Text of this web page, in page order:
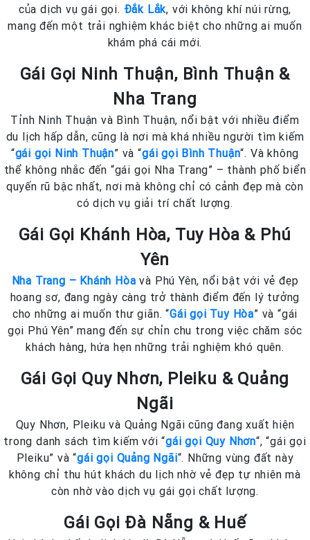
của dịch vụ gái gọi. Đắk Lắk, với không khí núi rừng,
mang đến một trải nghiệm khác biệt cho những ai muốn
khám phá cái mới.
Gái Gọi Ninh Thuận, Bình Thuận &
Nha Trang
Tỉnh Ninh Thuận và Bình Thuận, nổi bật với nhiều điểm
du lịch hấp dẫn, cũng là nơi mà khá nhiều người tìm kiếm
“gái gọi Ninh Thuận” và “gái gọi Bình Thuận“. Và không
thể không nhắc đến “gái gọi Nha Trang” – thành phố biển
quyến rũ bậc nhất, nơi mà không chỉ có cảnh đẹp mà còn
có dịch vụ giải trí chất lượng.
Gái Gọi Khánh Hòa, Tuy Hòa & Phú
Yên
Nha Trang – Khánh Hòa và Phú Yên, nổi bật với vẻ đẹp
hoang sơ, đang ngày càng trở thành điểm đến lý tưởng
cho những ai muốn thư giãn. “Gái gọi Tuy Hòa” và “gái
gọi Phú Yên” mang đến sự chỉn chu trong việc chăm sóc
khách hàng, hứa hẹn những trải nghiệm khó quên.
Gái Gọi Quy Nhơn, Pleiku & Quảng
Ngãi
Quy Nhơn, Pleiku và Quảng Ngãi cũng đang xuất hiện
trong danh sách tìm kiếm với “gái gọi Quy Nhơn“, “gái gọi
Pleiku” và “gái gọi Quảng Ngãi“. Những vùng đất này
không chỉ thu hút khách du lịch nhờ vẻ đẹp tự nhiên mà
còn nhờ vào dịch vụ gái gọi chất lượng.
Gái Gọi Đà Nẵng & Huế